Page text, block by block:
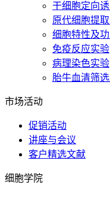
干细胞定向
原代细胞提
细胞特性及
免疫反应实验
病理染色实验
胎牛血清筛
市场活动
促销活动
讲座与会议
客户精选文献
细胞学院